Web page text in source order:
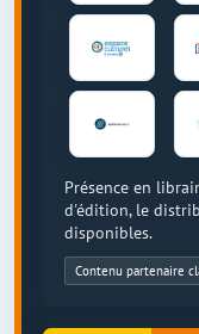
Présence en
d'édition, le
disponibles.
Contenu partenaire